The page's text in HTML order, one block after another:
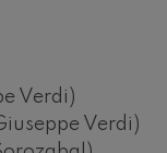
Verdi)
Verdi)